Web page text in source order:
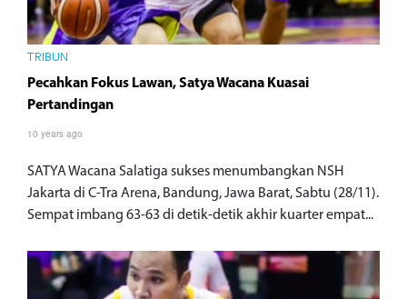
TRIBUN
Pecahkan Fokus Lawan, Satya Wacana Kuasai
Pertandingan
10 years ago
SATYA Wacana Salatiga sukses menumbangkan NSH
Jakarta di C-Tra Arena, Bandung, Jawa Barat, Sabtu (28/11).
Sempat imbang 63-63 di detik-detik akhir kuarter empat...